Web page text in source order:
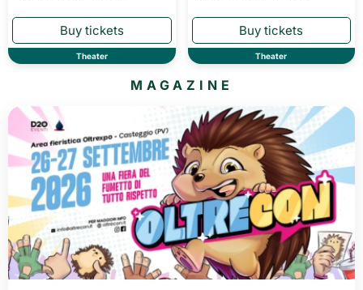
Theater Theater
MAGAZINE